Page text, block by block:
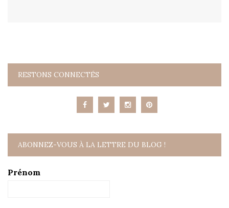
RESTONS CONNECTÉS
ABONNEZ-VOUS À LA LETTRE DU BLOG !
Prénom